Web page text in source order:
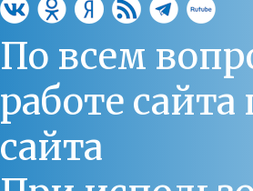
По всем
работе
сайта